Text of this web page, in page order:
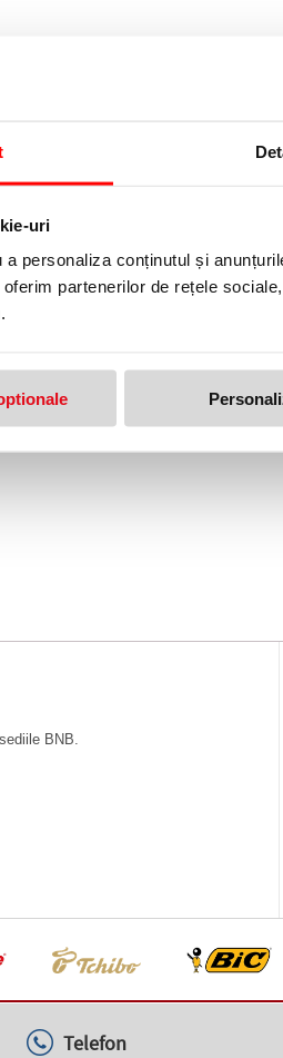
uri
personaliza conținutul și
partenerilor de rețele
SUSPENDABILE ESSELTE
produs!
BNB.
Telefon